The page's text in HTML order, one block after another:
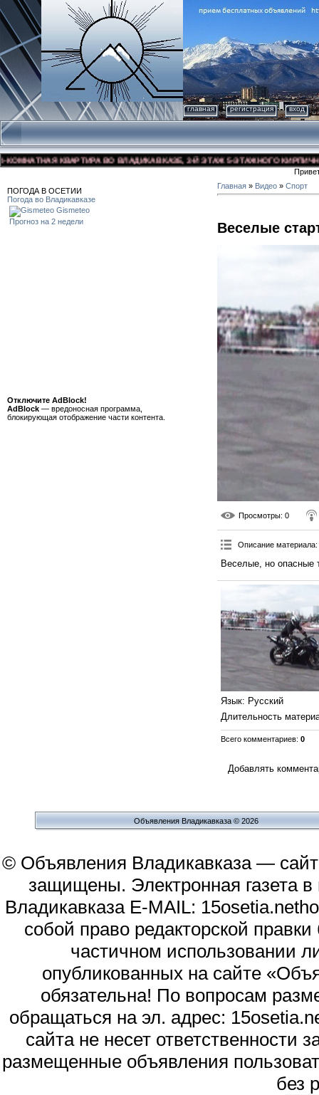
главная регистрация вход
КВАРТИРА ВО ВЛАДИКАВКАЗЕ, 3-Й ЭТАЖ 5-ЭТАЖНОГО
ПОГОДА В ОСЕТИИ
Погода во Владикавказе
Gismeteo
Прогноз на 2 недели
Отключите AdBlock!
AdBlock — вредоносная программа,
блокирующая отображение части контента.
Главная » Видео » Спорт
Веселые
Просмотры: 0
Описание материала:
Веселые, но опасные
Язык: Русский
Длительность
Всего комментариев: 0
Добавлять
Объявления Владикавказа © 2026
© Объявления Владикавказа —
защищены. Электронная газета
Владикавказа E-MAIL:
собой право редакторской
частичном использовании
опубликованных на сайте
обязательна! По вопросам
обращаться на эл. адрес:
сайта не несет
размещенные объявления
без